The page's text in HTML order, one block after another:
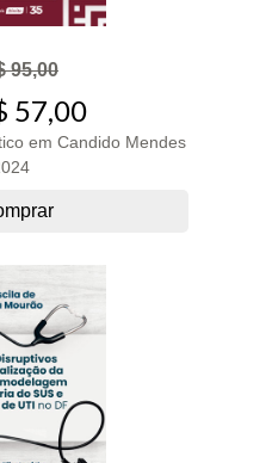
95,00
57,00
em Candido Mendes